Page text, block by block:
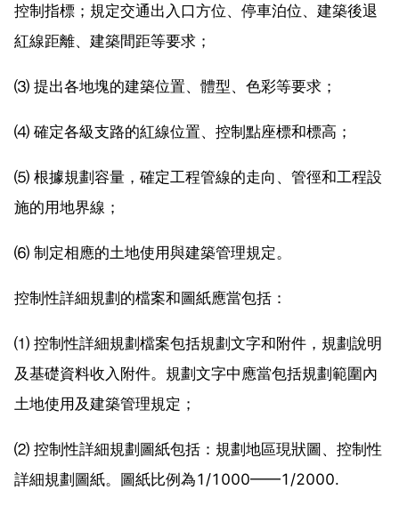
控制指標；規定交通出入口方位、停車泊位、建築後退
紅線距離、建築間距等要求；
⑶ 提出各地塊的建築位置、體型、色彩等要求；
⑷ 確定各級支路的紅線位置、控制點座標和標高；
⑸ 根據規劃容量，確定工程管線的走向、管徑和工程設
施的用地界線；
⑹ 制定相應的土地使用與建築管理規定。
控制性詳細規劃的檔案和圖紙應當包括：
⑴ 控制性詳細規劃檔案包括規劃文字和附件，規劃說明
及基礎資料收入附件。規劃文字中應當包括規劃範圍內
土地使用及建築管理規定；
⑵ 控制性詳細規劃圖紙包括：規劃地區現狀圖、控制性
詳細規劃圖紙。圖紙比例為1/1000——1/2000.